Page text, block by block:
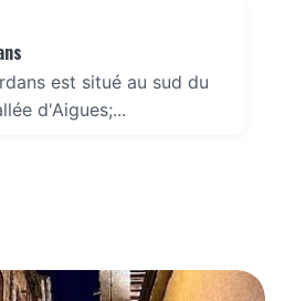
est situé au sud du
d'Aigues;...